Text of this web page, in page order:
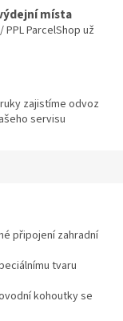
místa
PPL ParcelShop už
zajistíme odvoz
servisu
připojení zahradní
tvaru
kohoutky se